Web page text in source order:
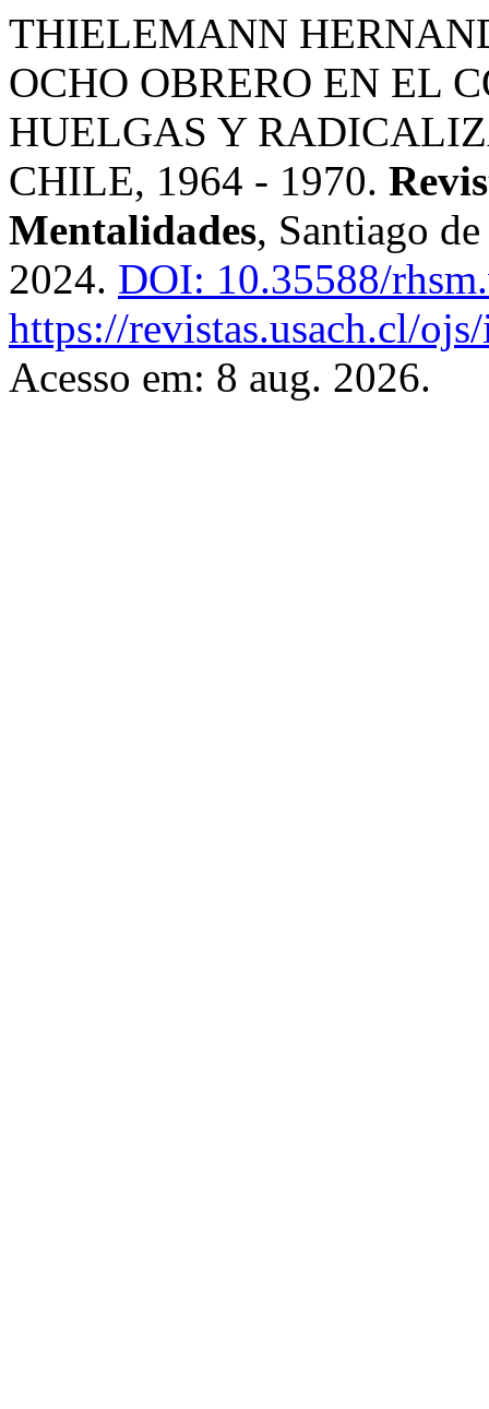
THIELEMANN
OCHO OBRERO EN EL
HUELGAS Y
CHILE, 1964 - 1970.
Mentalidades, Santiago
2024. DOI: 10.35588/
https://revistas.usach.cl/
Acesso em: 8 aug. 2026.